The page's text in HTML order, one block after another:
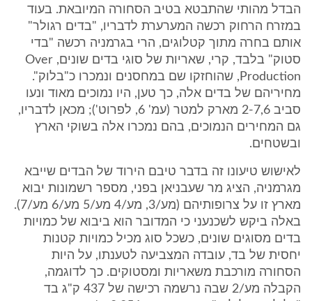
הבדל מהותי שהתבטא בטיב הסחורה המיובאת. בעוד
במזרח הרחוק רכשה המערערת לדבריו, "בדים רגולר"
אותם בחרה מתוך קטלוגים, הרי בגרמניה רכשה "בדי
סטוק" בלבד, קרי, שאריות של סוגי בדים שונים, Over
Production, שהוחזקו שם במחסנים ונמכרו כ"בלוק".
מחיריהם של בדים אלה, כך טען, היו נמוכים מאוד ונעו
סביב 2-7,6 מארק למטר (עמ' 6, לפרוט'); מכאן לדבריו,
גם המחירים הנמוכים, בהם נמכרו אלה בשוקי הארץ
ובשטחים.
לאישוש טיעונו זה בדבר טיבם הירוד של הבדים שייבא
מגרמניה, הציג מר שעבניאן בפני, מספר רשמונות יבוא
מארץ זו על צרופותיהם (מע/3, מע/4 מע/5 מע/6 מע/7).
באלה ביקש לשכנעני כי המדובר הוא ביבוא של כמויות
בדים מסוגים שונים, כשכל סוג מכיל כמויות קטנות
יחסית של בד, עובדה המצביעה לטענתו, על היות
הסחורה מורכבת משאריות ומסטוקים. כך לדוגמה,
הקבלה מע/2 שבה נרשמה רכישה של 437 ק"ג בד